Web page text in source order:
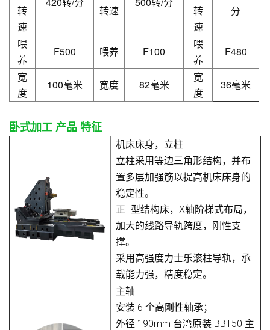
转
速
转速
转
速
分
喂
养
F500 喂养 F100
喂
养
F480
宽
度
100毫米 宽度 82毫米
宽
度
36毫米
卧式加工 产品特征
机床床身，立柱
立柱采用等边三角形结构，并布
置多层加强筋以提高机床床身的
稳定性。
正T型结构床，X轴阶梯式布局，
加大的线路导轨跨度，刚性支
撑。
采用高强度力士乐滚柱导轨，承
载能力强，精度稳定。
主轴
安装 6 个高刚性轴承；
外径 190mm 台湾原装 BBT50 主